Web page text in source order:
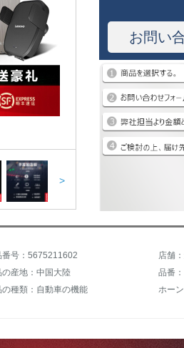
>
お問い
番号：5675211602
店舗
の産地：中国大陸
品番
の種類：自動車の機能 ホー